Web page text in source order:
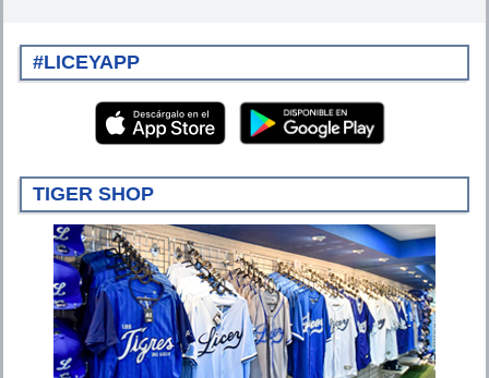
#LICEYAPP
TIGER SHOP